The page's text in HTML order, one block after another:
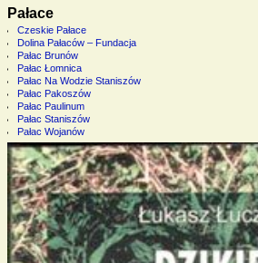
Pałace
Czeskie Pałace
Dolina Pałaców – Fundacja
Pałac Brunów
Pałac Łomnica
Pałac Na Wodzie Staniszów
Pałac Pakoszów
Pałac Paulinum
Pałac Staniszów
Pałac Wojanów